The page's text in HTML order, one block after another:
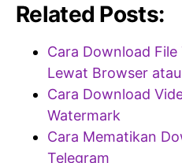
Related Posts:
Cara Download
Lewat Browser
Cara Download
Watermark
Cara Mematikan
Telegram